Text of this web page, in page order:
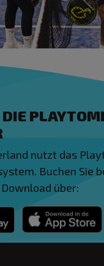
nutzt das
Buchen Sie
über: